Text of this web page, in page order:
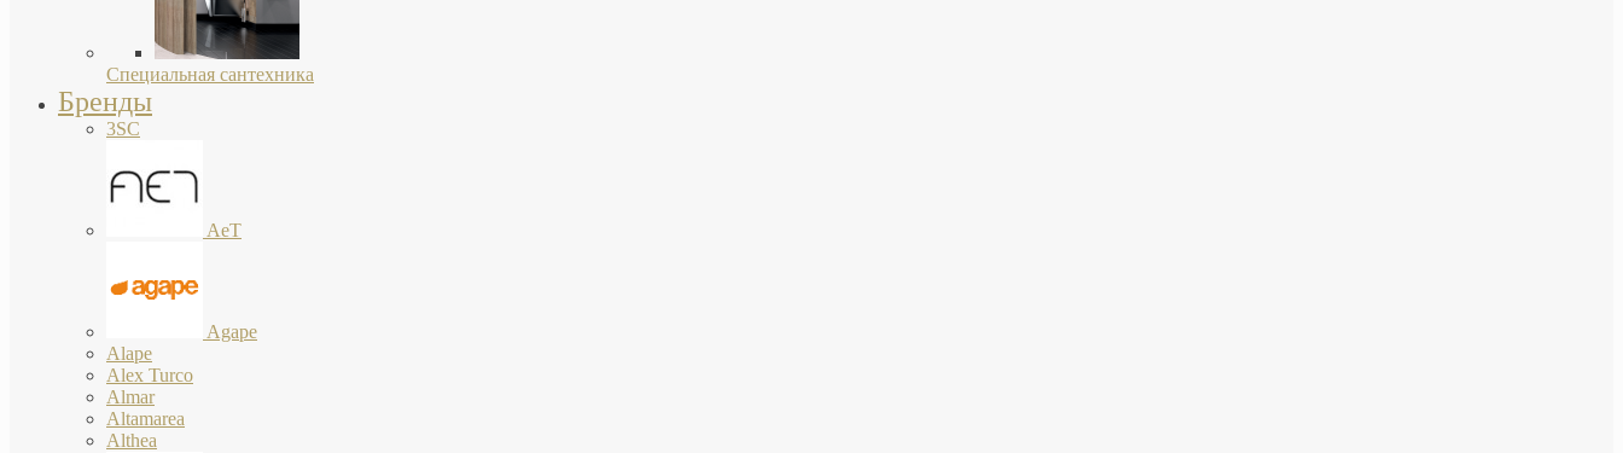
Специальная сантехника
Бренды
3SC
AeT
Agape
Alape
Alex Turco
Almar
Altamarea
Althea